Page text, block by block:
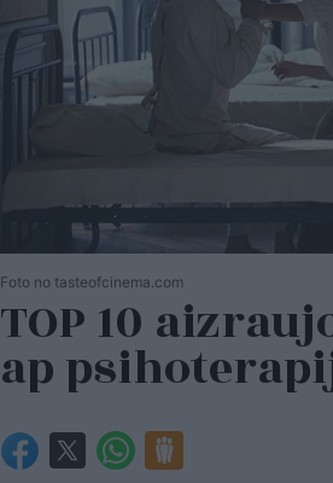
Foto no tasteofcinema.com
TOP 10
ap